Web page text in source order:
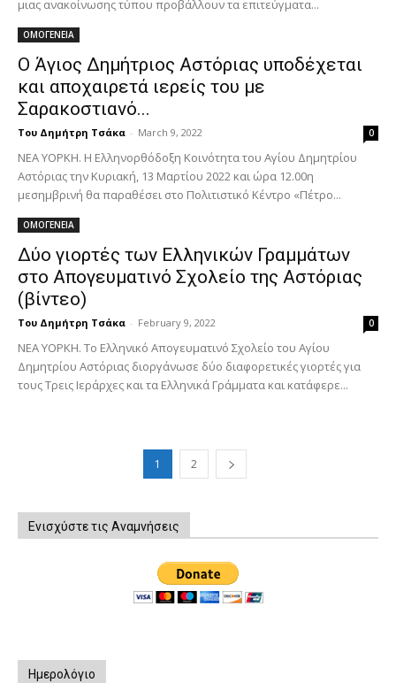
μιας ανακοίνωσης τύπου προβάλλουν τα επιτεύγματα...
ΟΜΟΓΕΝΕΙΑ
Ο Άγιος Δημήτριος Αστόριας υποδέχεται
και αποχαιρετά ιερείς του με
Σαρακοστιανό...
Του Δημήτρη Τσάκα - March 9, 2022 0
ΝΕΑ ΥΟΡΚΗ. Η Ελληνορθόδοξη Κοινότητα του Αγίου Δημητρίου
Αστόριας την Κυριακή, 13 Μαρτίου 2022 και ώρα 12.00η
μεσημβρινή θα παραθέσει στο Πολιτιστικό Κέντρο «Πέτρο...
ΟΜΟΓΕΝΕΙΑ
Δύο γιορτές των Ελληνικών Γραμμάτων
στο Απογευματινό Σχολείο της Αστόριας
(βίντεο)
Του Δημήτρη Τσάκα - February 9, 2022 0
ΝΕΑ ΥΟΡΚΗ. Το Ελληνικό Απογευματινό Σχολείο του Αγίου
Δημητρίου Αστόριας διοργάνωσε δύο διαφορετικές γιορτές για
τους Τρεις Ιεράρχες και τα Ελληνικά Γράμματα και κατάφερε...
1 2
Ενισχύστε τις Αναμνήσεις
Ημερολόγιο